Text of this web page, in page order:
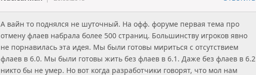
А вайн то поднялся не шуточный. На офф. форуме первая тема про
отмену флаев набрала более 500 страниц. Большинству игроков явно
не порнавилась эта идея. Мы были готовы мириться с отсутствием
флаев в 6.0. Мы были готовы жить без флаев в 6.1. Даже без флаев в 6.2
никто бы не умер. Но вот когда разработчики говорят, что мол нам